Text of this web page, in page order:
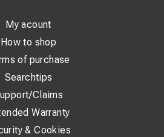
My acount
How to shop
of purchase
Searchtips
Claims
Warranty
& Cookies